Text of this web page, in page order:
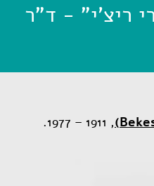
ריצ'י" - ד"ר
)
, 1911 – 1977.